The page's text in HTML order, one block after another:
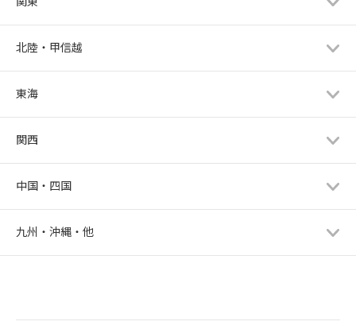
北陸・甲信越
東海
関西
中国・四国
九州・沖縄・他